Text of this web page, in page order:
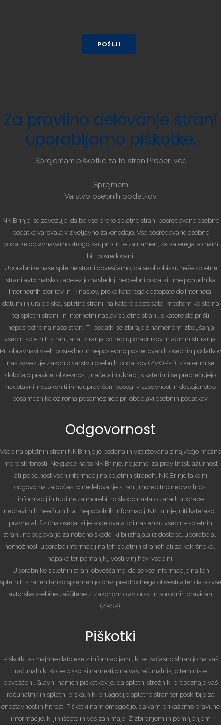
POŠLJI
Za pravilno delovanje strani
uporabljamo piškotke.
Sprejemam piškotke za to stran Preberi več
Sprejmem
Varstvo osebnih podatkov
NK Brinje, se zavezuje, da bo vse preko spletne strani posredovane osebne
podatke varovala v z veljavno zakonodajo. Vse posredovane osebne
podatke obravnavamo strogo zaupno in le za namen, za katerega so nam
bili posredovani.
Uporabnike naše spletne strani obveščamo, da se ob obisku naše spletne
strani avtomatsko zabeležijo naslednji neosebni podatki: ime ponudnika
internetnih storitev in IP naslov, preko katerega dostopate do interneta,
datum in ura obiska, spletne strani, na katere dostopate, medtem ko ste na
tej spletni strani, in internetni naslov spletne strani, s katere ste prišli
neposredno na našo stran. Ti podatki se zbirajo z namenom izboljšanja
vsebin spletnih strani, analiziranja potreb uporabnikov in administriranja.
Pri obravnavi vseh posredno in neposredno posredovanih osebnih podatkov
nas zavezuje Zakon o varstvu osebnih podatkov (ZVOP-1), s katerim se
določajo pravice, obveznosti, načela in ukrepi, s katerimi se preprečujejo
neustavni, nezakoniti in neupravičeni posegi v zasebnost in dostojanstvo
posameznika oziroma posameznice pri obdelavi osebnih podatkov.
Odgovornost
Vsebina spletnih strani NK Brinje je podana in vzdrževana z največjo možno
mero skrbnosti. Ne glede na to NK Brinje, ne jamči za pravilnost, ažurnost
ali popolnost vseh informacij na spletnih straneh. NK Brinje tako ni
odgovorna za občasno nedelovanje strani, morebitno nepravilnost
informacij in tudi ne za morebitno škodo nastalo zaradi uporabe
nepravilnih, neažurnih ali nepopolnih informacij. NK Brinje, niti katerakoli
pravna ali fizična oseba, ki je sodelovala pri nastanku vsebine spletnih
strani, ne odgovarja za nobeno škodo, ki bi izhajala iz dostopa, uporabe ali
nemožnosti uporabe informacij na teh spletnih straneh ali za kakršnekoli
napake ter pomanjkljivosti v njihovi vsebini.
Uporabnike spletnih strani obveščamo, da se vse informacije na teh
spletnih straneh lahko spremenijo brez predhodnega obvestila ter da so vse
avtorske vsebine zaščitene z Zakonom o avtorski in sorodnih pravicah
(ZASP).
Piškotki
Piškotki so majhne datoteke z informacijami, ki se začasno shranijo na vaš
računalnik. Ko se piškotki namestijo na vaš računalnik, o tem niste
obveščeni. Glavni namen piškotkov je, da spletni strežniki prepoznajo vaš
računalnik in spletni brskalnik, prilagodijo spletno stran ter poskrbijo za
enostavnost in hitrost. Piškotki nam omogočijo, da vam prikažemo pravilne
informacije, ki jih iščete in vas zanimajo. Z zbiranjem in pomnjenjem